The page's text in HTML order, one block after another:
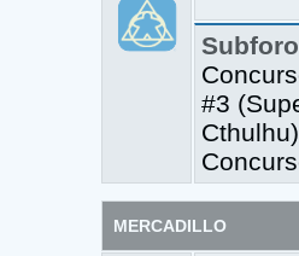
#3
Cthulhu)
MERCADILLO